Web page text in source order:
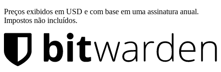
Preços exibidos em USD e com base em uma assinatura anual.
Impostos não incluídos.